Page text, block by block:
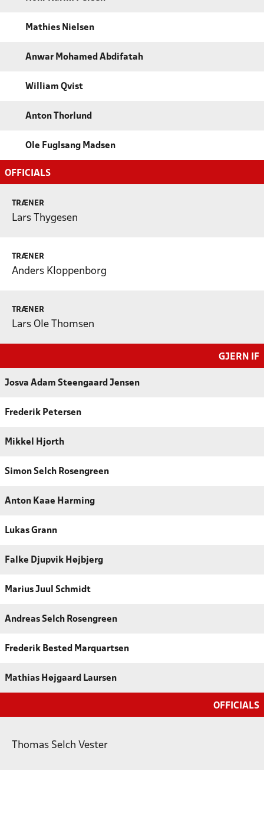
Mathies Nielsen
Anwar Mohamed Abdifatah
William Qvist
Anton Thorlund
Ole Fuglsang Madsen
OFFICIALS
TRÆNER
Lars Thygesen
TRÆNER
Anders Kloppenborg
TRÆNER
Lars Ole Thomsen
GJERN IF
Josva Adam Steengaard Jensen
Frederik Petersen
Mikkel Hjorth
Simon Selch Rosengreen
Anton Kaae Harming
Lukas Grann
Falke Djupvik Højbjerg
Marius Juul Schmidt
Andreas Selch Rosengreen
Frederik Bested Marquartsen
Mathias Højgaard Laursen
OFFICIALS
Thomas Selch Vester